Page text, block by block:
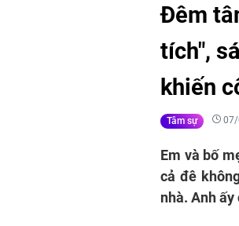
Đêm
tích",
khiến
Tâm sự 07/
Em và bố
cả đê
nhà. Anh